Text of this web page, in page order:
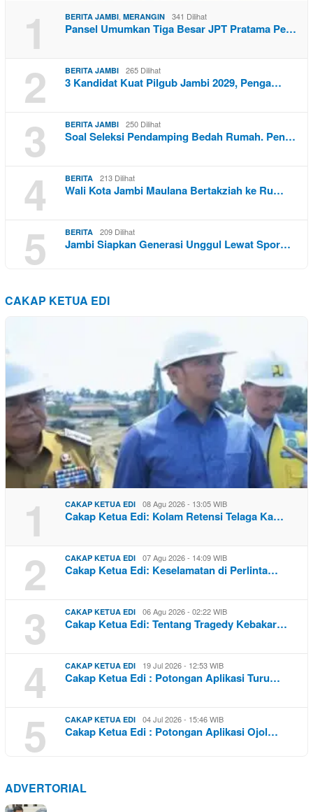
1 BERITA JAMBI MERANGIN 341 Dilihat
Pansel Umumkan Tiga Besar JPT Pratama Pe…
2 BERITA JAMBI 265 Dilihat
3 Kandidat Kuat Pilgub Jambi 2029, Penga…
3 BERITA JAMBI 250 Dilihat
Soal Seleksi Pendamping Bedah Rumah. Pen…
4 BERITA 213 Dilihat
Wali Kota Jambi Maulana Bertakziah ke Ru…
5 BERITA 209 Dilihat
Jambi Siapkan Generasi Unggul Lewat Spor…
CAKAP KETUA EDI
1 CAKAP KETUA EDI 08 Agu 2026 - 13:05 WIB
Cakap Ketua Edi: Kolam Retensi Telaga Ka…
2 CAKAP KETUA EDI 07 Agu 2026 - 14:09 WIB
Cakap Ketua Edi: Keselamatan di Perlinta…
3 CAKAP KETUA EDI 06 Agu 2026 - 02:22 WIB
Cakap Ketua Edi: Tentang Tragedy Kebakar…
4 CAKAP KETUA EDI 19 Jul 2026 - 12:53 WIB
Cakap Ketua Edi : Potongan Aplikasi Turu…
5 CAKAP KETUA EDI 04 Jul 2026 - 15:46 WIB
Cakap Ketua Edi : Potongan Aplikasi Ojol…
ADVERTORIAL